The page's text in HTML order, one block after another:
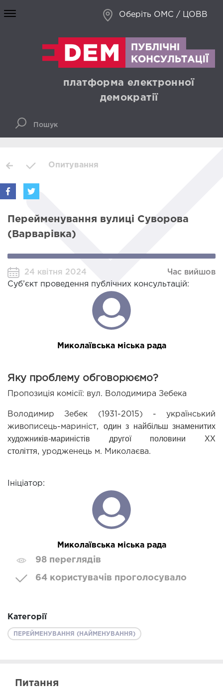
Оберіть ОМС / ЦОВВ
платформа електронної
демократії
Опитування
Перейменування вулиці Суворова
(Варварівка)
24 квітня 2024
Час вийшов
Суб’єкт проведення публічних консультацій:
Миколаївська міська рада
Яку проблему обговорюємо?
Пропозиція комісії: вул. Володимира Зебека
Володимир Зебек (1931-2015) - український
живописець-мариніст, один з найбільш знаменитих
художників-мариністів другої половини XX
століття, уродженець м. Миколаєва.
Ініціатор:
Миколаївська міська рада
98 переглядів
64 користувачів проголосувало
Категорії
ПЕРЕЙМЕНУВАННЯ (НАЙМЕНУВАННЯ)
Питання